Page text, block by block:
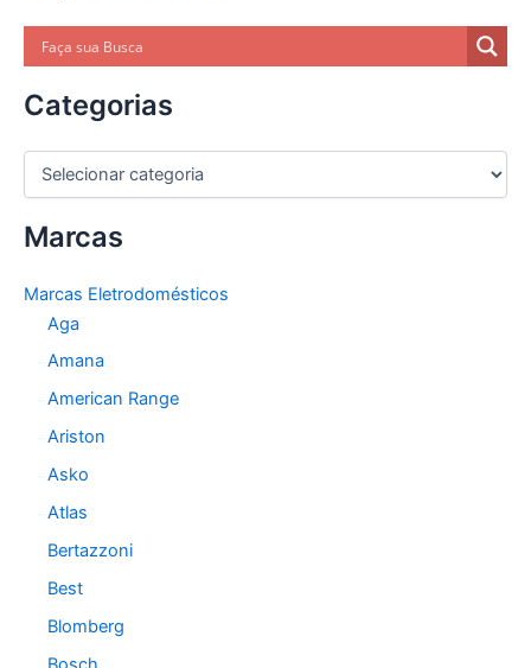
Categorias
C
e
r
Marcas
Marcas Eletrodomésticos
Aga
Amana
American Range
Ariston
Asko
Atlas
Bertazzoni
Best
Blomberg